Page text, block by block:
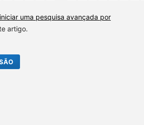
iniciar uma pesquisa avançada por
artigo.